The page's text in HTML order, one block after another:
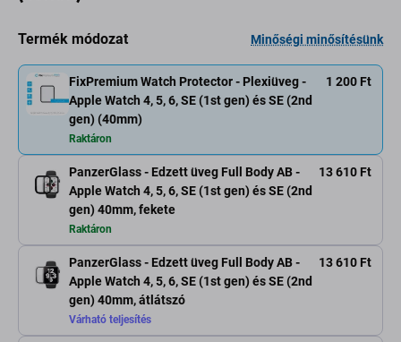
Termék módozat Minőségi minősítésünk
PanzerGlass - Edzett üveg Full Body AB -
Apple Watch 4, 5, 6, SE (1st gen) és SE (2nd
gen) 40mm, fekete
13 610 Ft
Raktáron
PanzerGlass - Edzett üveg Full Body AB -
Apple Watch 4, 5, 6, SE (1st gen) és SE (2nd
gen) 40mm, átlátszó
13 610 Ft
Várható teljesítés
FixPremium Watch Protector - Plexiüveg -
Apple Watch 4, 5, 6, SE (1st gen) és SE (2nd
gen) (40mm)
1 200 Ft
Raktáron